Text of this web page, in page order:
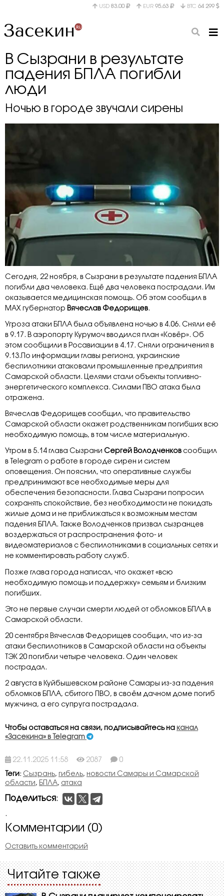
USD 83.00 EUR 95.63 BTC 64 299
В Сызрани в результате
падения БПЛА погибли
люди
Ночью в городе звучали сирены
Сегодня, 22 ноября, в Сызрани в результате падения БПЛА
погибли два человека. Ещё два человека пострадали. Им
оказывается медицинская помощь. Об этом сообщил в
МАХ губернатор Вячеслав Федорищев.
Угроза атаки БПЛА была объявлена ночью в 4.06. Сняли её
в 9.17. В аэропорту Курумоч вводился план «Ковёр». Об
этом сообщили в Росавиации в 4.17. Сняли ограничения в
9.13.По информации главы региона, украинские
беспилотники атаковали промышленные предприятия
Самарской области. Целями стали объекты топливно-
энергетического комплекса. Силами ПВО атака была
отражена.
Вячеслав Федорищев сообщил, что правительство
Самарской области окажет родственникам погибших всю
необходимую помощь, в том числе материальную.
Утром в 5.14 глава Сызрани Сергей Володченков сообщил
в Telegram о работе в городе сирен и систем
оповещения. Он пояснил, что оперативные службы
предпринимают все необходимые меры для
обеспечения безопасности. Глава Сызрани попросил
сохранять спокойствие, без необходимости не покидать
жилые дома и не приближаться к возможным местам
падения БПЛА. Также Володченков призвал сызранцев
воздержаться от распространения фото- и
видеоматериалов с беспилотниками в социальных сетях и
не комментировать работу служб.
Позже глава города написал, что окажет «всю
необходимую помощь и поддержку» семьям и близким
погибших.
Это не первые случаи смерти людей от обломков БПЛА в
Самарской области.
20 сентября Вячеслав Федорищев сообщил, что из-за
атаки беспилотников в Самарской области на объекты
ТЭК 20 погибли четыре человека. Один человек
пострадал.
2 августа в Куйбышевском районе Самары из-за падения
обломков БПЛА, сбитого ПВО, в своём дачном доме погиб
мужчина, а его супруга пострадала.
Чтобы оставаться на связи, подписывайтесь на канал
«Засекина» в Telegram
22.11.2025 11:58 2087 0
Теги : Сызрань, гибель, новости Самары и Самарской
области , БПЛА, атака
Поделиться :
.
Комментарии (0)
Оставить комментарий
Читайте также